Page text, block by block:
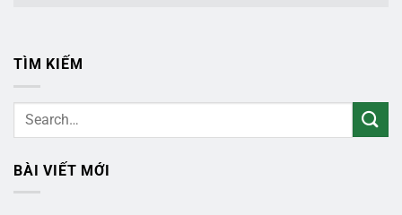
TÌM KIẾM
BÀI VIẾT MỚI